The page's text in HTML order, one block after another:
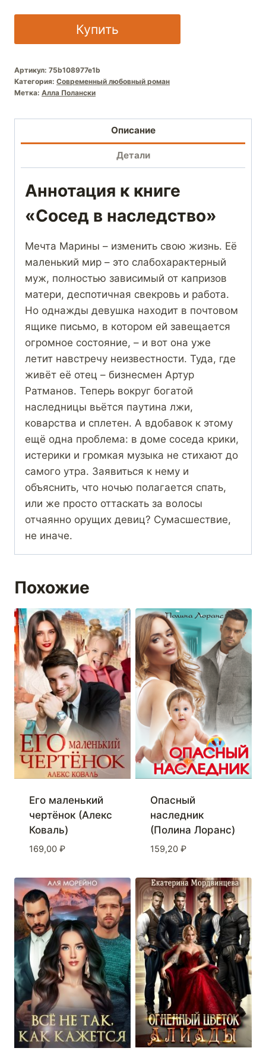
Купить
Артикул: 75b108977e1b
Категория: Современный любовный роман
Метка: Алла Полански
Описание
Детали
Аннотация к книге
«Сосед в наследство»
Мечта Марины – изменить свою жизнь. Её
маленький мир – это слабохарактерный
муж, полностью зависимый от капризов
матери, деспотичная свекровь и работа.
Но однажды девушка находит в почтовом
ящике письмо, в котором ей завещается
огромное состояние, – и вот она уже
летит навстречу неизвестности. Туда, где
живёт её отец – бизнесмен Артур
Ратманов. Теперь вокруг богатой
наследницы вьётся паутина лжи,
коварства и сплетен. А вдобавок к этому
ещё одна проблема: в доме соседа крики,
истерики и громкая музыка не стихают до
самого утра. Заявиться к нему и
объяснить, что ночью полагается спать,
или же просто оттаскать за волосы
отчаянно орущих девиц? Сумасшествие,
не иначе.
Похожие
Его маленький
чертёнок (Алекс
Коваль)
169,00 ₽
Опасный
наследник
(Полина Лоранс)
159,20 ₽